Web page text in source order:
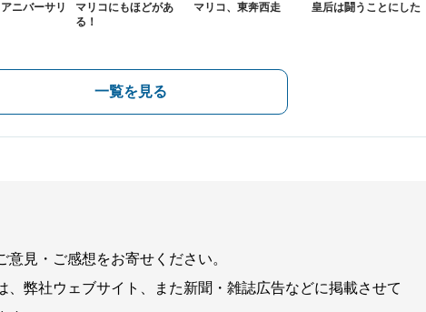
ニバーサリ
マリコにもほどがあ
る！
マリコ、東奔西走 皇后は闘うことにした
一覧を見る
意見・ご感想をお寄せください。
、弊社ウェブサイト、また新聞・雑誌広告などに掲載させて